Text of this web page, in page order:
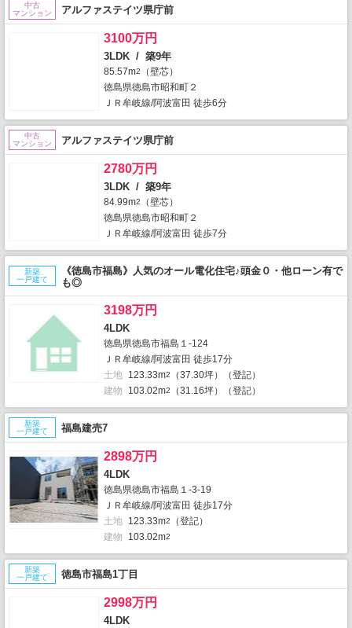
中古
マンション
アルファステイツ県庁前
3100万円
3LDK / 築9年
85.57m2
（壁芯）
徳島県徳島市昭和町２
ＪＲ牟岐線/阿波富田 徒歩6分
中古
マンション
アルファステイツ県庁前
2780万円
3LDK / 築9年
84.99m2
（壁芯）
徳島県徳島市昭和町２
ＪＲ牟岐線/阿波富田 徒歩7分
新築
一戸建て
《徳島市福島》人気のオール電化住宅♪頭金０・他ローン有で
も◎
3198万円
4LDK
徳島県徳島市福島１-124
ＪＲ牟岐線/阿波富田 徒歩17分
土地 123.33m2
（37.30坪）（登記）
建物
103.02m2 （31.16坪）（登記）
新築
一戸建て
福島建売7
2898万円
4LDK
徳島県徳島市福島１-3-19
ＪＲ牟岐線/阿波富田 徒歩17分
土地 123.33m2
（登記）
建物
103.02m2
新築
一戸建て
徳島市福島1丁目
2998万円
4LDK